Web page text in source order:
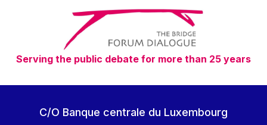
Vítor Manuel da Silva Caldeira
Viviane Reding
Walter Hagg
Walter RADERMACHER
Werner Hoyer
Serving the public debate for more than 25 years
C/O Banque centrale du Luxembourg